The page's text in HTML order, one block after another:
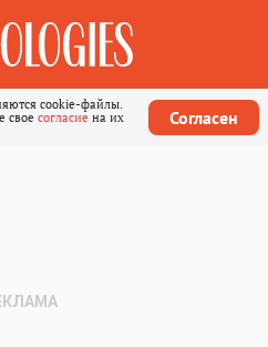
cookie-файлы.
свое согласие на их
Согласен